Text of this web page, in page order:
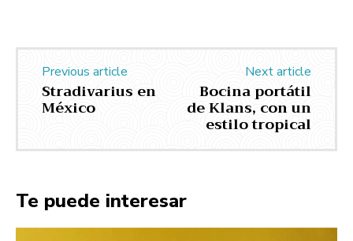
Previous article
Stradivarius en
México
Next article
Bocina portátil
de Klans, con un
estilo tropical
Te puede interesar